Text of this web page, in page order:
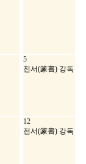
5
전서(篆書) 강독
12
전서(篆書) 강독